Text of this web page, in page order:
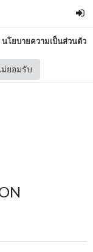
นโยบายความเป็นส่วนตัว
ม่ยอมรับ